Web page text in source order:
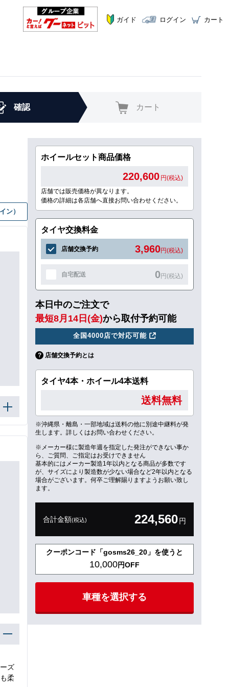
ガイド ログイン カート
確認 カート
ン）
ズ
柔
ホイールセット商品価格
220,600 円(税込)
店舗では販売価格が異なります。
価格の詳細は各店舗へ直接お問い合わせください。
タイヤ交換料金
店舗交換予約 3,960円(税込)
自宅配送 0円(税込)
本日中のご注文で
最短8月14日(金)から取付予約可能
全国4000店で対応可能
店舗交換予約とは
タイヤ4本・ホイール4本送料
送料無料
※沖縄県・離島・一部地域は送料の他に別途中継料が発
生します。詳しくはお問い合わせください。
※メーカー様に製造年週を指定した発注ができない事か
ら、ご質問、ご指定はお受けできません
基本的にはメーカー製造1年以内となる商品が多数です
が、サイズにより製造数が少ない場合など2年以内となる
場合がございます。何卒ご理解賜りますようお願い致し
ます。
合計金額(税込) 224,560円
クーポンコード「gosms26_20」を使うと
10,000円OFF
車種を選択する